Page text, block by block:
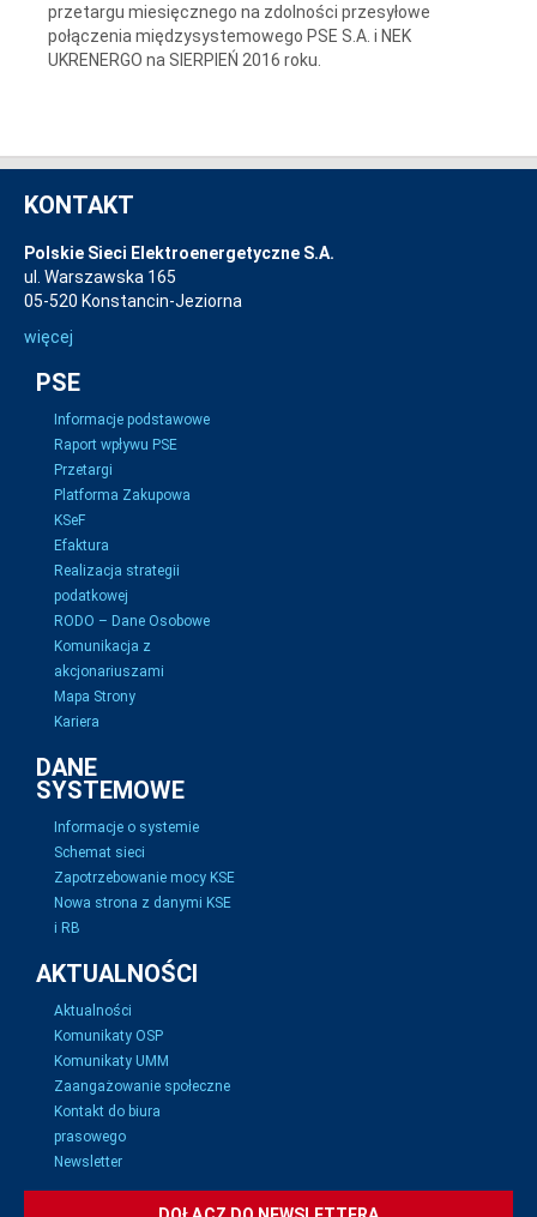
przetargu miesięcznego na zdolności przesyłowe
połączenia międzysystemowego PSE S.A. i NEK
UKRENERGO na SIERPIEŃ 2016 roku.
KONTAKT
Polskie Sieci Elektroenergetyczne S.A.
ul. Warszawska 165
05-520 Konstancin-Jeziorna
więcej
PSE
Informacje podstawowe
Raport wpływu PSE
Przetargi
Platforma Zakupowa
KSeF
Efaktura
Realizacja strategii
podatkowej
RODO – Dane Osobowe
Komunikacja z
akcjonariuszami
Mapa Strony
Kariera
DANE
SYSTEMOWE
Informacje o systemie
Schemat sieci
Zapotrzebowanie mocy KSE
Nowa strona z danymi KSE
i RB
AKTUALNOŚCI
Aktualności
Komunikaty OSP
Komunikaty UMM
Zaangażowanie społeczne
Kontakt do biura
prasowego
Newsletter